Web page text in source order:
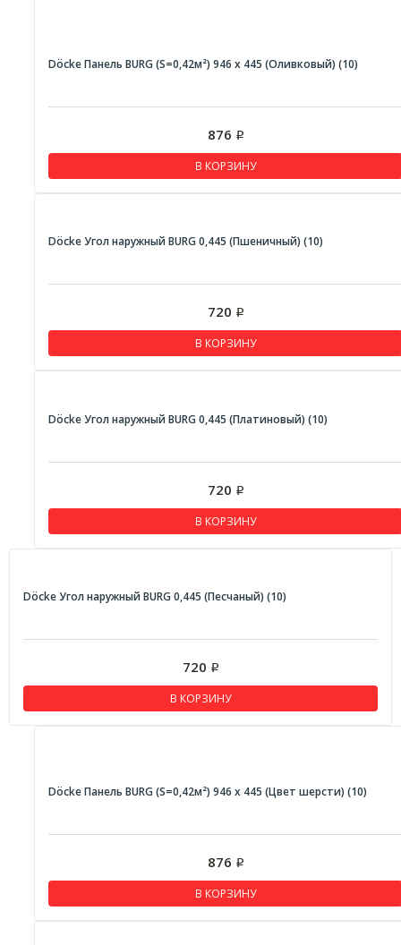
Döcke Панель BURG (S=0,42м²) 946 х 445 (Оливковый) (10)
876 Р
В КОРЗИНУ
Döcke Угол наружный BURG 0,445 (Пшеничный) (10)
720 Р
В КОРЗИНУ
Döcke Угол наружный BURG 0,445 (Платиновый) (10)
720 Р
В КОРЗИНУ
Döcke Угол наружный BURG 0,445 (Песчаный) (10)
720 Р
В КОРЗИНУ
Döcke Панель BURG (S=0,42м²) 946 х 445 (Цвет шерсти) (10)
876 Р
В КОРЗИНУ